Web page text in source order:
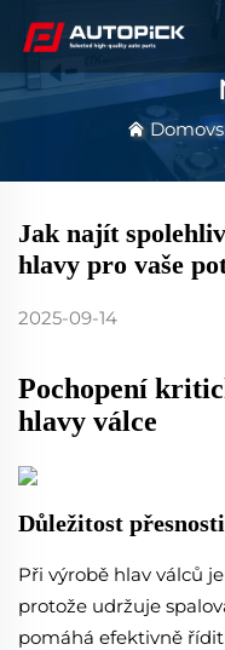
Jak najít
hlavy pro vaše
2025-09-14
Pochopení
hlavy válce
Důležitost
Při výrobě hlav válců
protože udržuje
pomáhá efektivně